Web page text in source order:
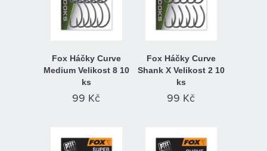
Fox Háčky Curve
Medium Velikost 8 10
ks
99 Kč
Fox Háčky Curve
Shank X Velikost 2 10
ks
99 Kč